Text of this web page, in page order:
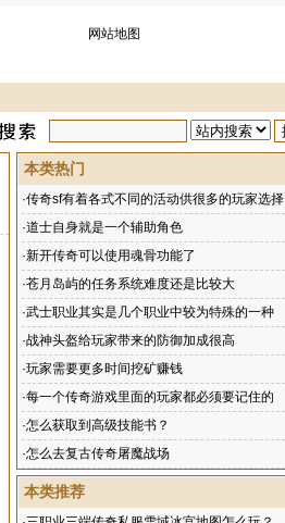
网站地图
本类热门
·传奇sf有着各式不同的活动供很多的玩家选择
·道士自身就是一个辅助角色
·新开传奇可以使用魂骨功能了
·苍月岛屿的任务系统难度还是比较大
·武士职业其实是几个职业中较为特殊的一种
·战神头盔给玩家带来的防御加成很高
·玩家需要更多时间挖矿赚钱
·每一个传奇游戏里面的玩家都必须要记住的
·怎么获取到高级技能书？
·怎么去复古传奇屠魔战场
本类推荐